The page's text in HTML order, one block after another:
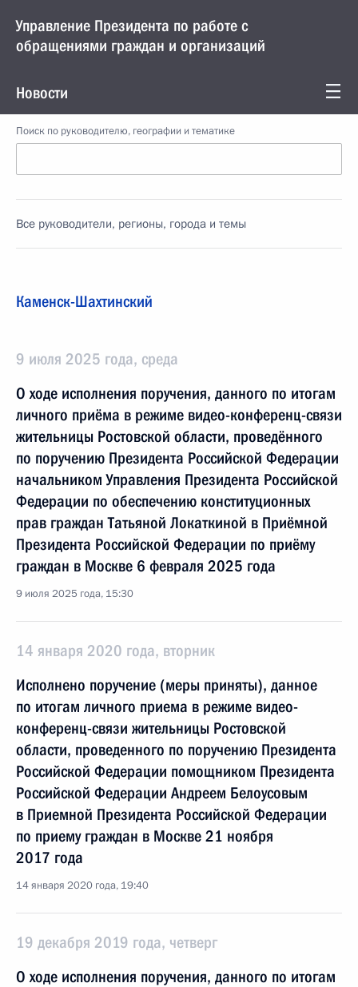
Управление Президента по работе с
обращениями граждан и организаций
Новости
Поиск по руководителю, географии и тематике
Все руководители, регионы, города и темы
Каменск-Шахтинский
9 июля 2025 года, среда
О ходе исполнения поручения, данного по итогам
личного приёма в режиме видео-конференц-связи
жительницы Ростовской области, проведённого
по поручению Президента Российской Федерации
начальником Управления Президента Российской
Федерации по обеспечению конституционных
прав граждан Татьяной Локаткиной в Приёмной
Президента Российской Федерации по приёму
граждан в Москве 6 февраля 2025 года
9 июля 2025 года, 15:30
14 января 2020 года, вторник
Исполнено поручение (меры приняты), данное
по итогам личного приема в режиме видео-
конференц-связи жительницы Ростовской
области, проведенного по поручению Президента
Российской Федерации помощником Президента
Российской Федерации Андреем Белоусовым
в Приемной Президента Российской Федерации
по приему граждан в Москве 21 ноября
2017 года
14 января 2020 года, 19:40
19 декабря 2019 года, четверг
О ходе исполнения поручения, данного по итогам